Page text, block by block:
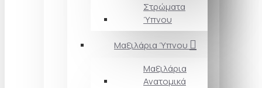
Στρώματα
Ύπνου
Μαξιλάρια Ύπνου
Μαξιλάρια
Ανατομικά